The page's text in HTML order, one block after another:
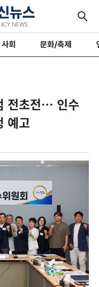
사회 문화/축제
전초전… 인수
예고